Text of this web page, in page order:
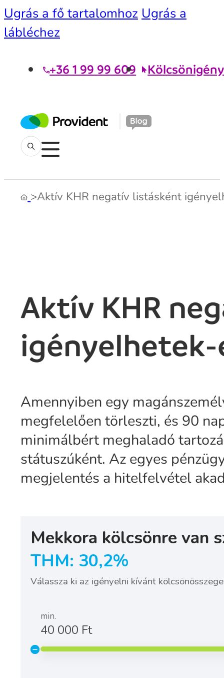
Ugrás a fő tartalomhoz Ugrás a
lábléchez
+36 1 99 99 609
>Aktív KHR negatív listásként
Aktív KHR
Amennyiben egy
megfelelően törleszti, és 90
minimálbért meghaladó
státuszúként. Az egyes
megjelentés a hitelfelvétel